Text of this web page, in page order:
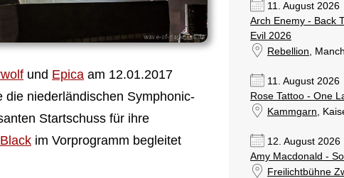
und Epica am 12.01.2017
niederländischen Symphonic-
Startschuss für ihre
im Vorprogramm begleitet
11. August 2026
Arch Enemy - Back
Evil 2026
Rebellion,
11. August 2026
Rose Tattoo - One
Kammgarn,
12. August 2026
Amy Macdonald -
Freilichtbühne